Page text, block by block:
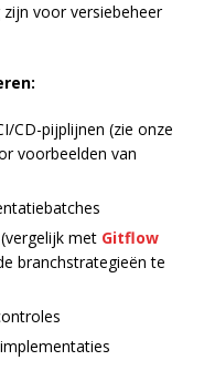
voor versiebeheer
CD-pijplijnen (zie onze
voorbeelden van
met Gitflow
branchstrategieën te